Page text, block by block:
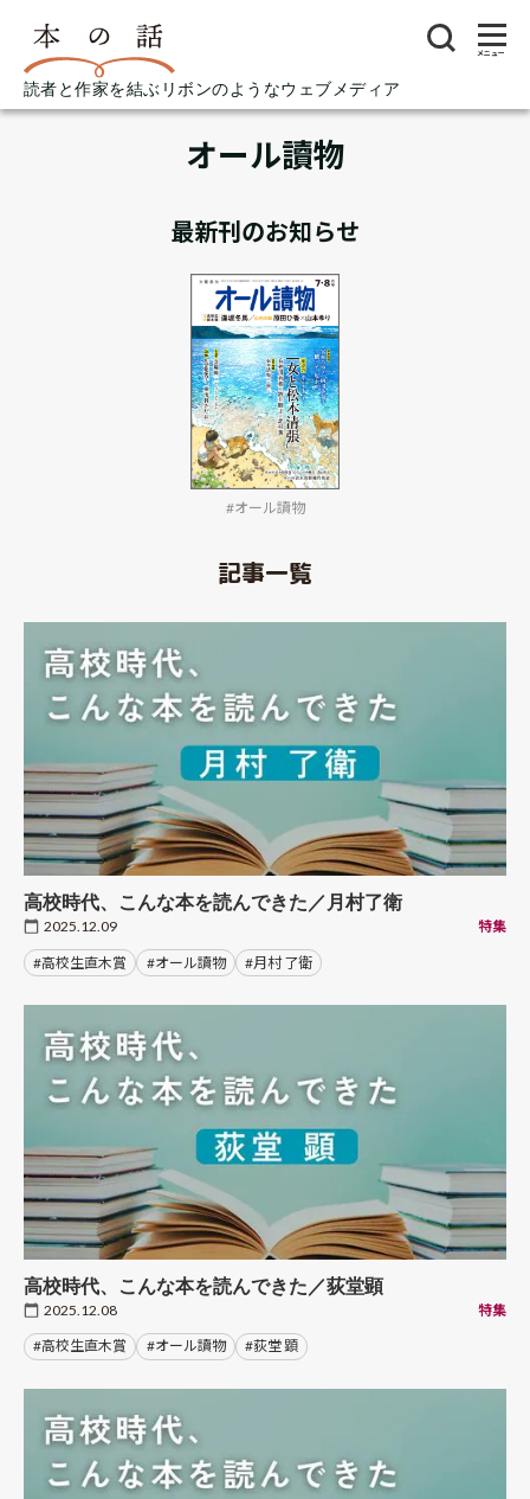
読者と作家を結ぶリボンのようなウェブメディア
メニュー
オール讀物
最新刊のお知らせ
#オール讀物
記事一覧
高校時代、こんな本を読んできた／月村了衛
2025.12.09 特集
#高校生直木賞 #オール讀物 #月村 了衛
高校時代、こんな本を読んできた／荻堂顕
2025.12.08 特集
#高校生直木賞 #オール讀物 #荻堂 顕